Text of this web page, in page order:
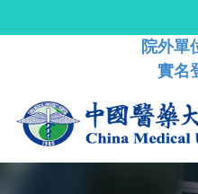
院外單
實名